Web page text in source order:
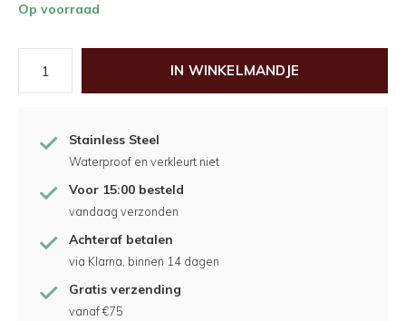
Op voorraad
IN WINKELMANDJE
Stainless Steel
Waterproof en verkleurt niet
Voor 15:00 besteld
vandaag verzonden
Achteraf betalen
via Klarna, binnen 14 dagen
Gratis verzending
vanaf €75